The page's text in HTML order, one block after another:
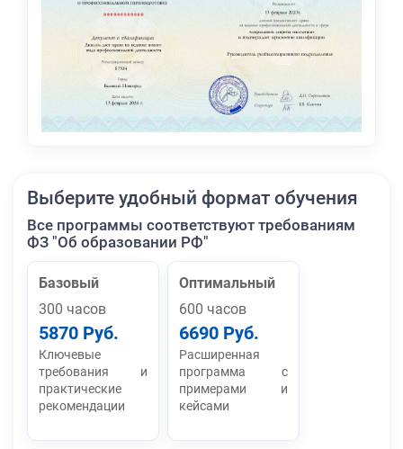
Выберите удобный формат обучения
Все программы соответствуют требованиям
ФЗ "Об образовании РФ"
Базовый
300 часов
5870 Руб.
Ключевые
требования и
практические
рекомендации
Оптимальный
600 часов
6690 Руб.
Расширенная
программа с
примерами и
кейсами